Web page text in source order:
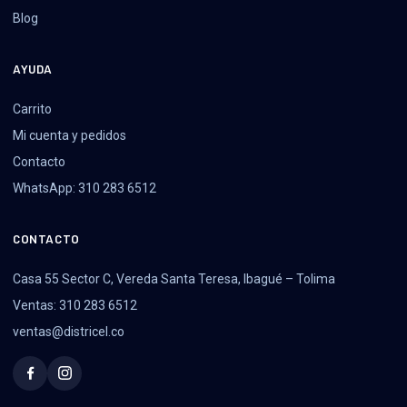
Blog
AYUDA
Carrito
Mi cuenta y pedidos
Contacto
WhatsApp: 310 283 6512
CONTACTO
Casa 55 Sector C, Vereda Santa Teresa, Ibagué – Tolima
Ventas: 310 283 6512
ventas@districel.co